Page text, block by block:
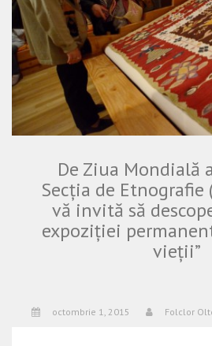
De Ziua Mondială
Secţia de Etnografie
vă invită să
expoziţiei
vieţii”
octombrie 1, 2015 Folclor